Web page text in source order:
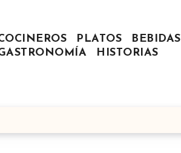
PLATOS
BEBIDAS
HISTORIAS